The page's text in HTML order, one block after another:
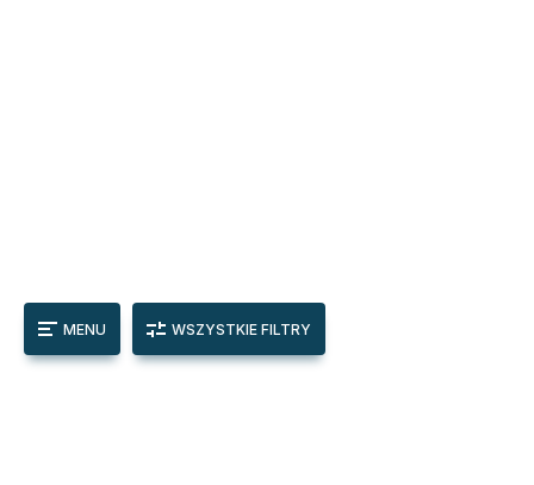
MENU WSZYSTKIE FILTRY